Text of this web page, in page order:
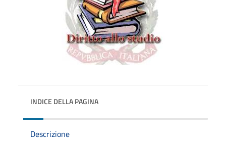
INDICE DELLA PAGINA
Descrizione